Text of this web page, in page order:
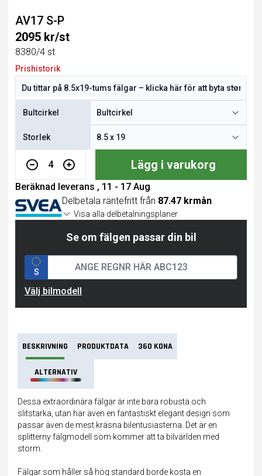
AV17 S-P
2095 kr/st
8380/4 st
Prishistorik
Bultcirkel
Storlek
4 Lägg i varukorg
Beräknad leverans , 11 - 17 Aug
Delbetala räntefritt från 87.47 krmån
Visa alla delbetalningsplaner
Se om fälgen passar din bil
S
Välj bilmodell
BESKRIVNING PRODUKTDATA 360 KONA
ALTERNATIV
Dessa extraordinära fälgar är inte bara robusta och
slitstarka, utan har även en fantastiskt elegant design som
passar även de mest kräsna bilentusiasterna. Det är en
splitterny fälgmodell som kommer att ta bilvärlden med
storm.
Fälgar som håller så hög standard borde kosta en